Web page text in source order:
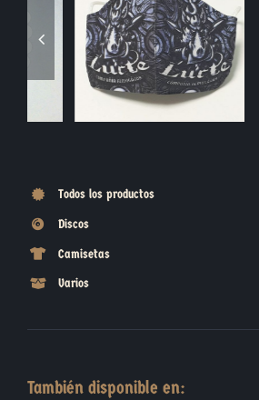
Blasón Piedra
Todos los productos
Discos
Camisetas
Varios
También disponible en: